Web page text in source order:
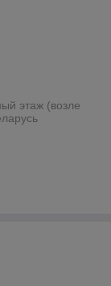
этаж (возле